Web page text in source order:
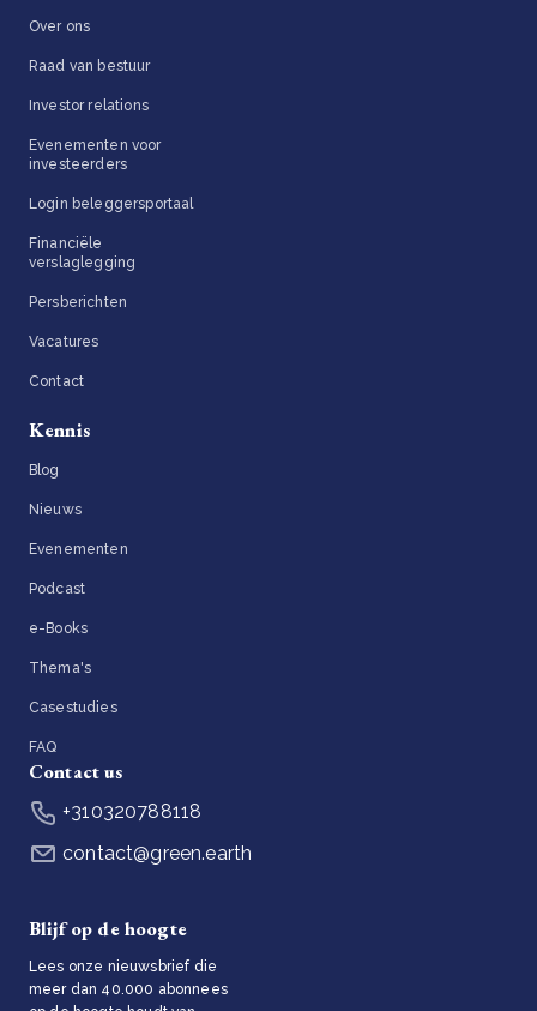
Over ons
Raad van bestuur
Investor relations
Evenementen voor
investeerders
Login beleggersportaal
Financiële
verslaglegging
Persberichten
Vacatures
Contact
Kennis
Blog
Nieuws
Evenementen
Podcast
e-Books
Thema's
Casestudies
FAQ
Contact us
+310320788118
contact@green.earth
Blijf op de hoogte
Lees onze nieuwsbrief die
meer dan 40.000 abonnees